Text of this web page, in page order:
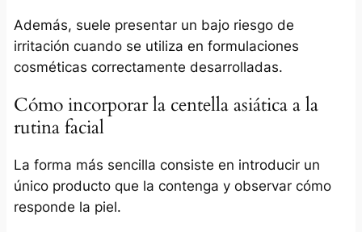
Además, suele presentar un bajo riesgo de
irritación cuando se utiliza en formulaciones
cosméticas correctamente desarrolladas.
Cómo incorporar la centella asiática a la
rutina facial
La forma más sencilla consiste en introducir un
único producto que la contenga y observar cómo
responde la piel.